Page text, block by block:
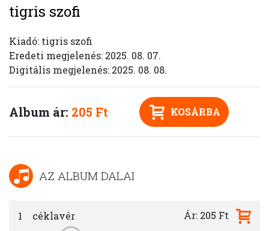
tigris szofi
Kiadó: tigris szofi
Eredeti megjelenés: 2025. 08. 07.
Digitális megjelenés: 2025. 08. 08.
Album ár: 205 Ft KOSÁRBA
AZ ALBUM DALAI
1 céklavér Ár: 205 Ft